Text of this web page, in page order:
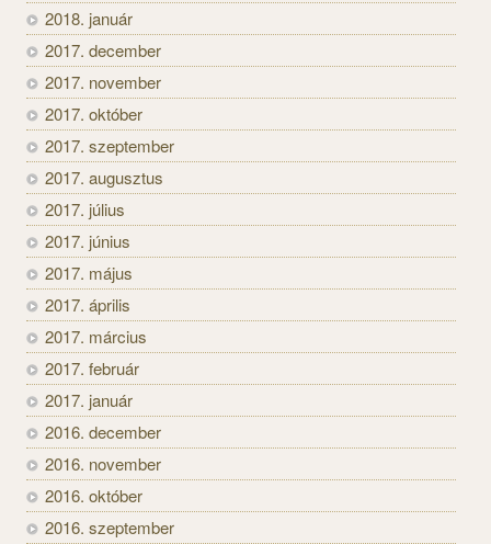
2018. január
2017. december
2017. november
2017. október
2017. szeptember
2017. augusztus
2017. július
2017. június
2017. május
2017. április
2017. március
2017. február
2017. január
2016. december
2016. november
2016. október
2016. szeptember